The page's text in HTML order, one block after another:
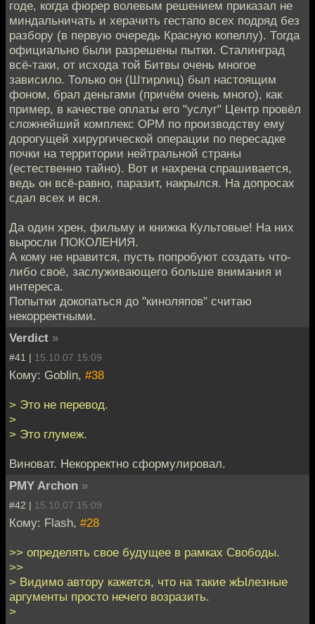
годе, когда фюрер волевым решением приказал не
миндальничать и херачить гестапо всех подряд без
разбору (в первую очередь Красную копеллу). Тогда
официально были разрешены пытки. Сталинград
всё-таки, от исхода той Битвы очень многое
зависило. Только он (Штирлиц) был настоящим
фоном, брал деньгами (причём очень много), как
пример, в качестве оплаты его "услуг" Центр провёл
сложнейший комплекс ОРМ по производству ему
дорогущей хирургической операции по пересадке
почки на территории нейтральной страны
(естественно тайно). Вот и нахрена спрашивается,
ведь он всё-равно, паразит, накрылся. На допросах
сдал всех и вся.
Да один хрен, фильму и книжка Культовые! На них
выросли ПОКОЛЕНИЯ.
А кому не нравится, пусть попробуют создать что-
либо своё, заслуживающего больше внимания и
интереса.
Попытки докопаться до "киноляпов" считаю
некорректными.
Verdict »
#41 | 15.10.07 15:09
Кому: Goblin, #38
> Это не перевод.
>
> Это глумеж.
Виноват. Некорректно сформулировал.
PMY Archon »
#42 | 15.10.07 15:09
Кому: Flash, #28
>> определять свое будущее в рамках Свободы.
>>
> Видимо автору кажется, что на такие жЫлезные
аргументы просто нечего возразить.
>